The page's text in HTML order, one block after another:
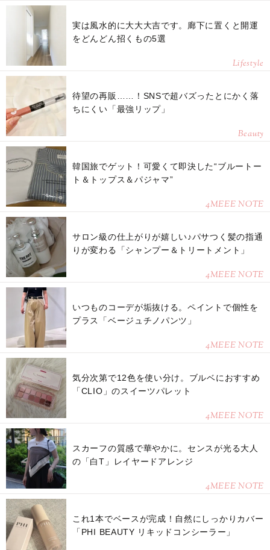
実は風水的に大大大吉です。廊下に置くと開運
をどんどん招くもの5選
Lifestyle
待望の再販……！SNSで超バズったとにかく落
ちにくい「最強リップ」
Beauty
韓国旅でゲット！可愛くて即決した“ブルートー
ト＆トップス＆パジャマ”
4MEEE NOTE
サロン級の仕上がりが嬉しい♪パサつく髪の指通
りが変わる「シャンプー＆トリートメント」
4MEEE NOTE
いつものコーデが垢抜ける。ペイントで個性を
プラス「ベージュチノパンツ」
4MEEE NOTE
気分次第で12色を使い分け。ブルベにおすすめ
「CLIO」のスイーツパレット
4MEEE NOTE
スカーフの質感で華やかに。センスが光る大人
の「白T」レイヤードアレンジ
4MEEE NOTE
これ1本でベースが完成！自然にしっかりカバー
「PHI BEAUTY リキッドコンシーラー」